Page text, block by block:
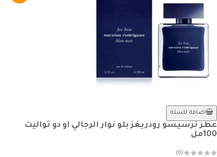
اضافة للسلة
عطر نرسيسو رودريغز بلو نوار الرجالي او دو تواليت
100مل
(0)